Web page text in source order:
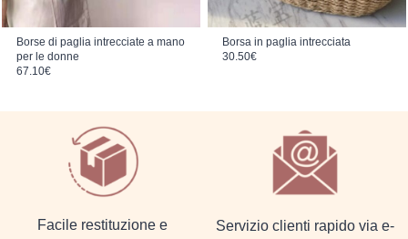
Borse di paglia intrecciate a mano
per le donne
67.10€
Borsa in paglia intrecciata
30.50€
Facile restituzione e
Servizio clienti rapido via e-